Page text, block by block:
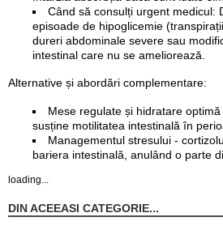
Când să consulți urgent medicul:
episoade de hipoglicemie
dureri abdominale severe sau
intestinal care nu se ameliorează.
Alternative și abordări complementare:
Mese regulate și hidratare
susține motilitatea intestinală în
Managementul stresului -
bariera intestinală, anulând o parte
loading...
DIN ACEEASI CATEGORIE...